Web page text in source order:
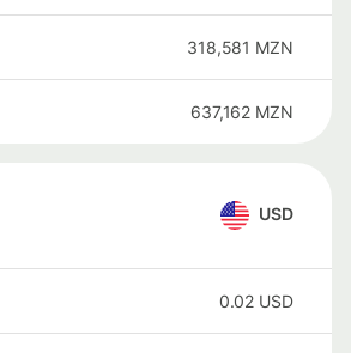
318,581 MZN
637,162 MZN
USD
0.02 USD